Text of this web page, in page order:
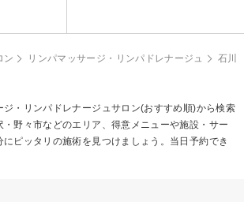
ン リンパマッサージ・リンパドレナージュ
石川
ジ・リンパドレナージュ サロン(おすすめ順)から検索
・野々市などのエリア、得意メニューや施設・サー
にピッタリの施術を見つけましょう。当日予約でき